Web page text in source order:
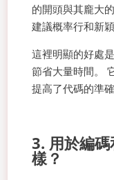
的開頭與其龐大
建議概率行和新穎
這裡明顯的好處
節省大量時間。
提高了代碼的準確
3. 用於編
樣？